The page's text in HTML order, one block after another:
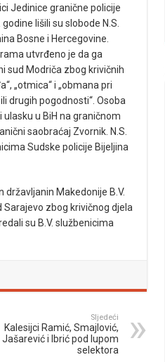
Jedinice granične policije
lišili su slobode N.S.
Bosne i Hercegovine.
utvrđeno je da ga
sud Modriča zbog krivičnih
„otmica“ i „obmana pri
drugih pogodnosti“. Osoba
u BiH na graničnom
saobraćaj Zvornik. N.S.
Sudske policije Bijeljina
državljanin Makedonije B.V.
zbog krivičnog djela
su B.V. službenicima
Sljedeći
Kalesijci Ramić, Smajlović,
Jašarević i Ibrić pod lupom
selektora